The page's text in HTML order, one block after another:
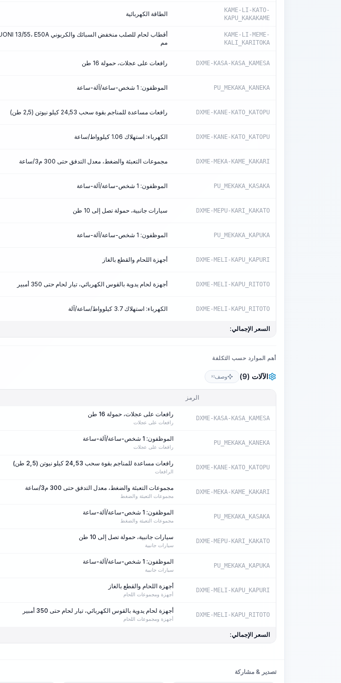
KAME-LI-KATO-
KAPU_KAKAKAME
الطاقة الكهربائية
KAME-LI-MEME-
KALI_KARITOKA
مم
DXME-KASA-KASA_KAMESA رافعات على عجلات، حمولة 16 طن
PU_MEKAKA_KANEKA الموظفون: 1 شخص-ساعة/آلة-ساعة
DXME-KANE-KATO_KATOPU رافعات مساعدة للمناجم بقوة سحب 24,53 كيلو نيوتن (2,5 طن)
DXME-KANE-KATO_KATOPU الكهرباء: استهلاك 1.06 كيلوواط/ساعة
DXME-MEKA-KAME_KAKARI مجموعات التعبئة والضغط، معدل التدفق حتى 300 م3/ساعة
PU_MEKAKA_KASAKA الموظفون: 1 شخص-ساعة/آلة-ساعة
DXME-MEPU-KARI_KAKATO سيارات جانبية، حمولة تصل إلى 10 طن
PU_MEKAKA_KAPUKA الموظفون: 1 شخص-ساعة/آلة-ساعة
DXME-MELI-KAPU_KAPURI أجهزة اللحام والقطع بالغاز
DXME-MELI-KAPU_RITOTO أجهزة لحام يدوية بالقوس الكهربائي، تيار لحام حتى 350 أمبير
DXME-MELI-KAPU_RITOTO الكهرباء: استهلاك 3.7 كيلوواط/ساعة/آلة
السعر الإجمالي:
أهم الموارد حسب التكلفة
الآلات (9) وصفKI
الرمز
DXME-KASA-KASA_KAMESA
رافعات على عجلات، حمولة 16 طن
رافعات على عجلات
PU_MEKAKA_KANEKA
الموظفون: 1 شخص-ساعة/آلة-ساعة
رافعات على عجلات
DXME-KANE-KATO_KATOPU
رافعات مساعدة للمناجم بقوة سحب 24,53 كيلو نيوتن (2,5 طن)
الرافعات
DXME-MEKA-KAME_KAKARI
مجموعات التعبئة والضغط، معدل التدفق حتى 300 م3/ساعة
مجموعات التعبئة والضغط
PU_MEKAKA_KASAKA
الموظفون: 1 شخص-ساعة/آلة-ساعة
مجموعات التعبئة والضغط
DXME-MEPU-KARI_KAKATO
سيارات جانبية، حمولة تصل إلى 10 طن
سيارات جانبية
PU_MEKAKA_KAPUKA
الموظفون: 1 شخص-ساعة/آلة-ساعة
سيارات جانبية
DXME-MELI-KAPU_KAPURI
أجهزة اللحام والقطع بالغاز
أجهزة ومجموعات اللحام
DXME-MELI-KAPU_RITOTO
أجهزة لحام يدوية بالقوس الكهربائي، تيار لحام حتى 350 أمبير
أجهزة ومجموعات اللحام
السعر الإجمالي:
تصدير & مشاركة